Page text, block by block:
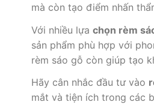
mà còn tạo điểm nhấn
Với nhiều lựa chọn rèm
sản phẩm phù hợp với
rèm sáo gỗ còn giúp tạo
Hãy cân nhắc đầu tư vào
mắt và tiện ích trong các